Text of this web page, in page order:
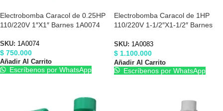
Electrobomba Caracol de 0.25HP
110/220V 1″X1″ Barnes 1A0074
SKU: 1A0074
$ 750.000
Añadir Al Carrito
Escríbenos por WhatsApp
Electrobomba Caracol de 1HP
110/220V 1-1/2″X1-1/2″ Barnes
SKU: 1A0083
$ 1.100.000
Añadir Al Carrito
Escríbenos por WhatsApp